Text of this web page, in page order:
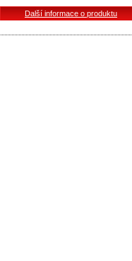
Další informace o produktu